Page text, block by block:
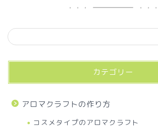
カテゴリー
アロマクラフトの作り方
コスメタイプのアロマクラフト